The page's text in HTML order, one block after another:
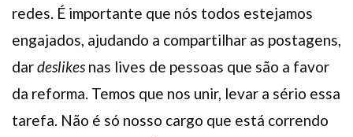
redes. É importante que nós todos estejamos
engajados, ajudando a compartilhar as postagens,
dardeslikes nas lives de pessoas que são a favor
da reforma. Temos que nos unir, levar a sério essa
tarefa. Não é só nosso cargo que está correndo